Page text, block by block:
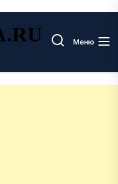
Меню